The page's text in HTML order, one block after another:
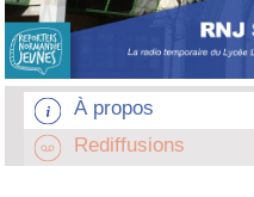
À propos
Rediffusions